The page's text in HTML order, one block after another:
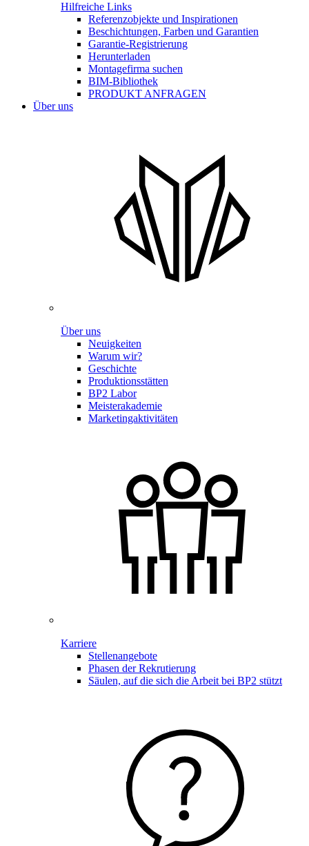
Hilfreiche Links
Referenzobjekte und Inspirationen
Beschichtungen, Farben und Garantien
Garantie-Registrierung
Herunterladen
Montagefirma suchen
BIM-Bibliothek
PRODUKT ANFRAGEN
Über uns
Über uns
Neuigkeiten
Warum wir?
Geschichte
Produktionsstätten
BP2 Labor
Meisterakademie
Marketingaktivitäten
Karriere
Stellenangebote
Phasen der Rekrutierung
Säulen, auf die sich die Arbeit bei BP2 stützt